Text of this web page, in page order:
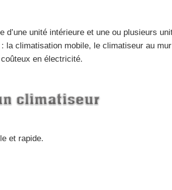
unité intérieure et une ou plusieurs
climatisation mobile, le climatiseur au
en électricité.
et rapide.